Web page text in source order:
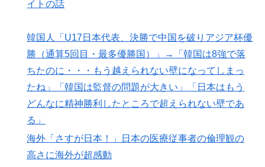
イトの話
韓国人「U17日本代表、決勝で中国を破りアジア杯優
勝（通算5回目・最多優勝国）」→「韓国は8強で落
ちたのに・・・もう越えられない壁になってしまっ
たね」「韓国は監督の問題が大きい」「日本はもう
どんなに精神勝利したところで超えられない壁であ
る」
海外「さすが日本！」日本の医療従事者の倫理観の
高さに海外が超感動